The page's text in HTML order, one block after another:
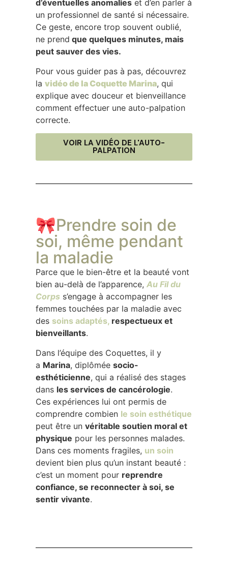
d’éventuelles anomalies et d’en parler à
un professionnel de santé si nécessaire.
Ce geste, encore trop souvent oublié,
ne prend que quelques minutes, mais
peut sauver des vies.
Pour vous guider pas à pas, découvrez
la vidéo de la Coquette Marina, qui
explique avec douceur et bienveillance
comment effectuer une auto-palpation
correcte.
VOIR LA VIDÉO DE L'AUTO-
PALPATION
🎀Prendre soin de
soi, même pendant
la maladie
Parce que le bien-être et la beauté vont
bien au-delà de l’apparence, Au Fil du
Corps s’engage à accompagner les
femmes touchées par la maladie avec
des soins adaptés, respectueux et
bienveillants.
Dans l’équipe des Coquettes, il y
a Marina, diplômée socio-
esthéticienne, qui a réalisé des stages
dans les services de cancérologie.
Ces expériences lui ont permis de
comprendre combien le soin esthétique
peut être un véritable soutien moral et
physique pour les personnes malades.
Dans ces moments fragiles, un soin
devient bien plus qu’un instant beauté :
c’est un moment pour reprendre
confiance, se reconnecter à soi, se
sentir vivante.